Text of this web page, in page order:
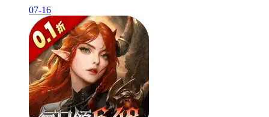
07-16